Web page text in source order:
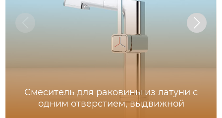
Смеситель для раковины из латуни с
одним отверстием, выдвижной